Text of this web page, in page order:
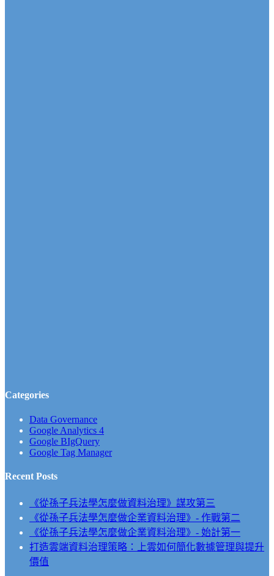
Categories
Data Governance
Google Analytics 4
Google BIgQuery
Google Tag Manager
Recent Posts
《從孫子兵法學怎麼做資料治理》謀攻第三
《從孫子兵法學怎麼做企業資料治理》- 作戰第二
《從孫子兵法學怎麼做企業資料治理》- 始計第一
打造雲端資料治理策略：上雲如何簡化數據管理與提升
價值